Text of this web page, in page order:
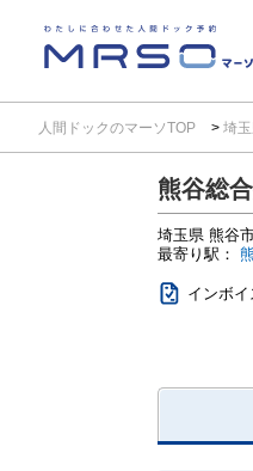
人間ドックのマーソTOP 埼
熊谷総
埼玉県 熊谷
最寄り駅：
インボ